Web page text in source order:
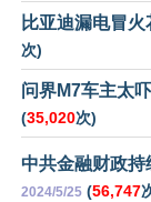
比亚迪漏电冒
次)
问界M7车主太
(35,020次)
中共金融财政
2024/5/25 (56,747